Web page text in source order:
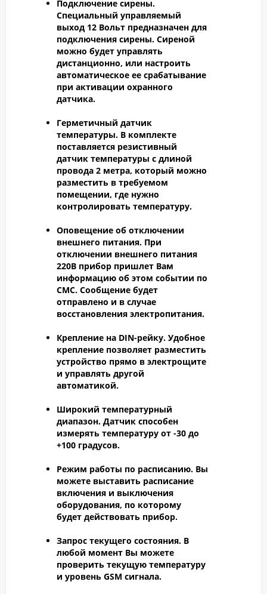
Подключение сирены.
Специальный управляемый
выход 12 Вольт предназначен для
подключения сирены. Сиреной
можно будет управлять
дистанционно, или настроить
автоматическое ее срабатывание
при активации охранного
датчика.
Герметичный датчик
температуры. В комплекте
поставляется резистивный
датчик температуры с длиной
провода 2 метра, который можно
разместить в требуемом
помещении, где нужно
контролировать температуру.
Оповещение об отключении
внешнего питания. При
отключении внешнего питания
220В прибор пришлет Вам
информацию об этом событии по
СМС. Сообщение будет
отправлено и в случае
восстановления электропитания.
Крепление на DIN-рейку. Удобное
крепление позволяет разместить
устройство прямо в электрощите
и управлять другой
автоматикой.
Широкий температурный
диапазон. Датчик способен
измерять температуру от -30 до
+100 градусов.
Режим работы по расписанию. Вы
можете выставить расписание
включения и выключения
оборудования, по которому
будет действовать прибор.
Запрос текущего состояния. В
любой момент Вы можете
проверить текущую температуру
и уровень GSM сигнала.